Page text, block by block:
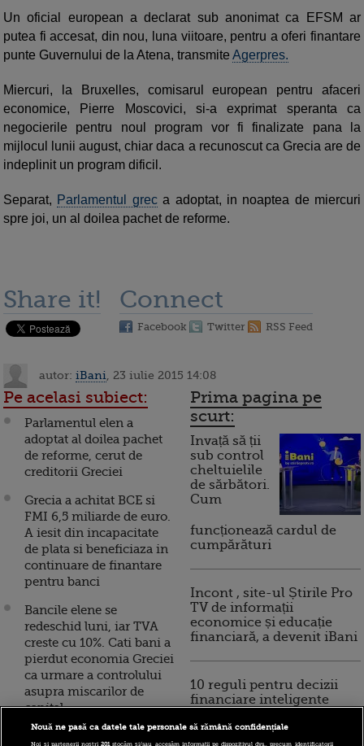
Un oficial european a declarat sub anonimat ca EFSM ar
putea fi accesat, din nou, luna viitoare, pentru a oferi finantare
punte Guvernului de la Atena, transmite Agerpres.
Miercuri, la Bruxelles, comisarul european pentru afaceri
economice, Pierre Moscovici, si-a exprimat speranta ca
negocierile pentru noul program vor fi finalizate pana la
mijlocul lunii august, chiar daca a recunoscut ca Grecia are de
indeplinit un program dificil.
Separat, Parlamentul greca adoptat, in noaptea de miercuri
spre joi, un al doilea pachet de reforme.
Share it! Connect
Facebook Twitter RSS Feed
autor: iBani , 23 iulie 2015 14:08
Pe acelasi subiect:
Parlamentul elen a
adoptat al doilea pachet
de reforme, cerut de
creditorii Greciei
Grecia a achitat BCE si
FMI 6,5 miliarde de euro.
A iesit din incapacitate
de plata si beneficiaza in
continuare de finantare
pentru banci
Bancile elene se
redeschid luni, iar TVA
creste cu 10%. Cati bani a
pierdut economia Greciei
ca urmare a controlului
asupra miscarilor de
capital
Prima pagina pe
scurt:
Invață să ții
sub control
cheltuielile
de sărbători.
Cum
funcționează cardul de
cumpărături
Incont , site-ul Știrile Pro
TV de informații
economice și educație
financiară, a devenit iBani
10 reguli pentru decizii
financiare inteligente
Nouă ne pasă ca datele tale personale să rămână confidențiale
Noi și partenerii noștri201stocăm și/sau accesăm informații pe dispozitivul dvs., precum identificatorii